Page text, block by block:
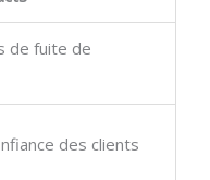
de fuite de
des clients